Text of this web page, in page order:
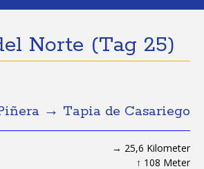
Norte (Tag 25)
→ Tapia de Casariego
→ 25,6 Kilometer
↑ 108 Meter